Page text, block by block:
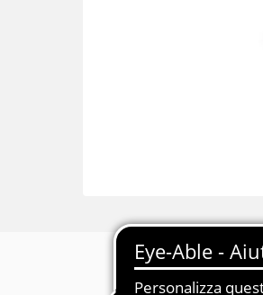
Descrizione